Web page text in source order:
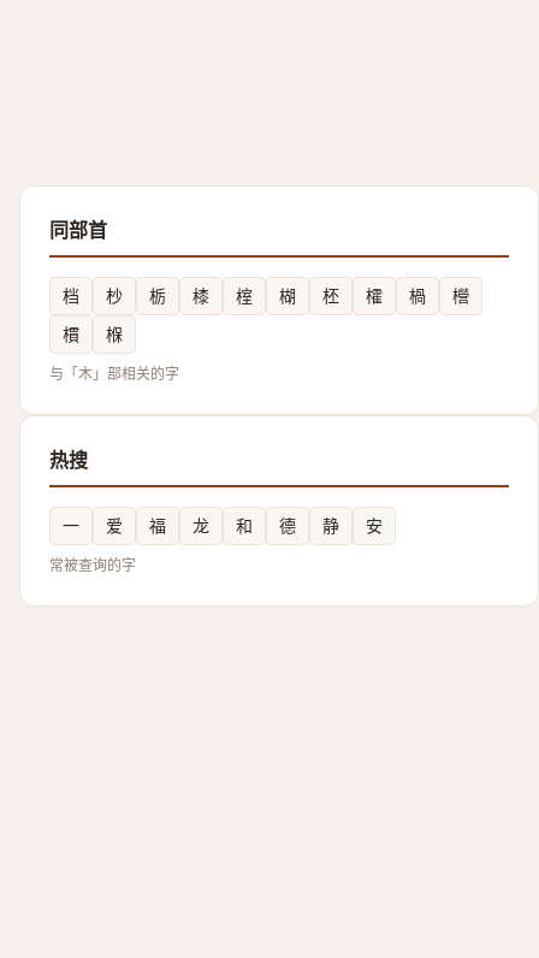
同部首
档 杪 栃 㯃 榁 楜 柸 㰌 楇
櫿
樌
椺
与「木」部相关的字
热搜
一 爱 福 龙 和 德 静 安
常被查询的字